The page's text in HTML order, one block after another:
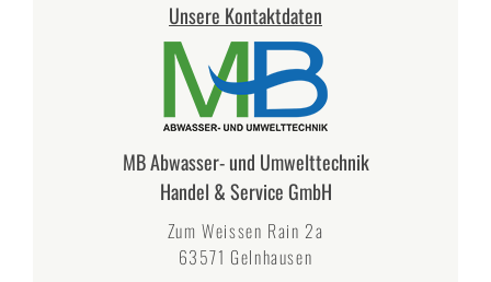
Unsere Kontaktdaten
MB Abwasser- und Umwelttechnik
Handel & Service GmbH
Zum Weissen Rain 2a
63571 Gelnhausen